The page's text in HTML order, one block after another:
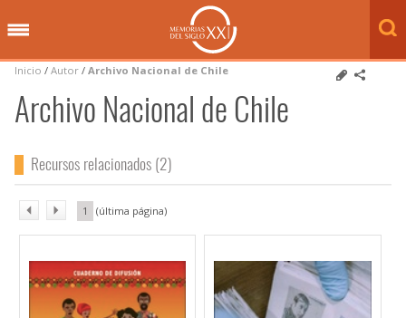
Inicio / Autor / Archivo Nacional de Chile
Archivo Nacional de Chile
Recursos relacionados (2)
1